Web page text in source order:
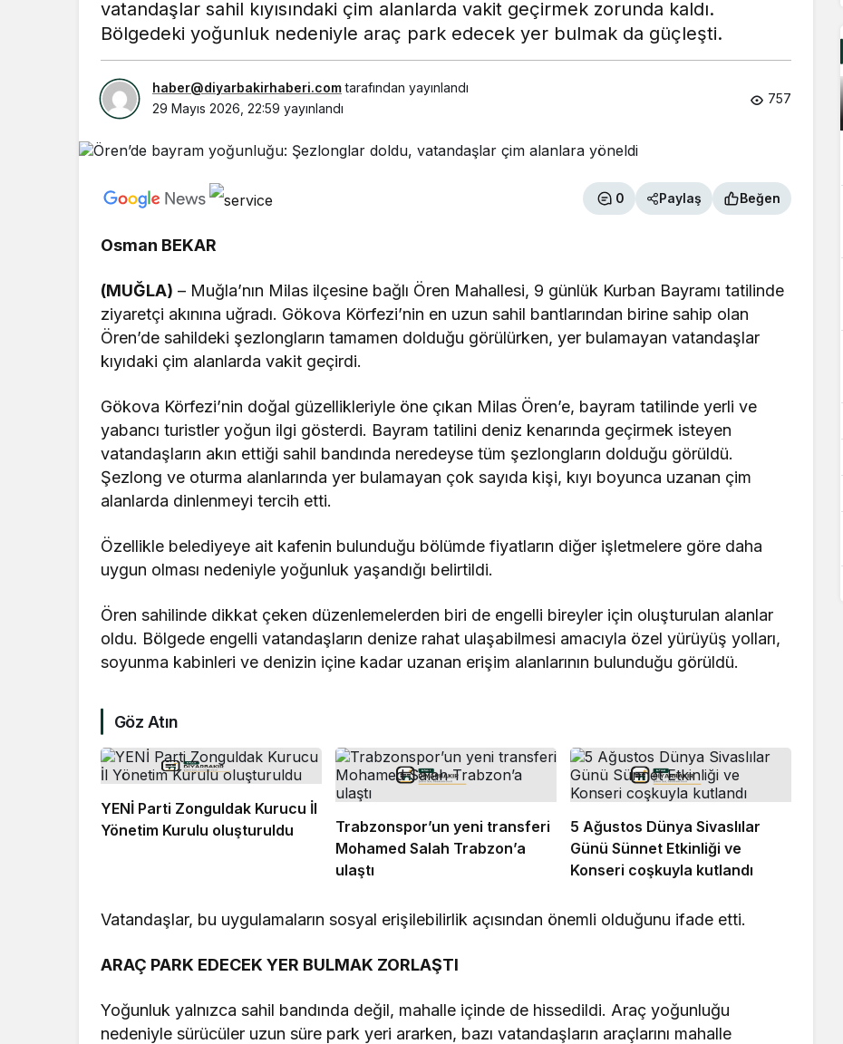
vatandaşlar sahil kıyısındaki çim alanlarda vakit geçirmek zorunda kaldı.
Bölgedeki yoğunluk nedeniyle araç park edecek yer bulmak da güçleşti.
haber@diyarbakirhaberi.comtarafından yayınlandı
29 Mayıs 2026, 22:59 yayınlandı
757
0 Paylaş Beğen
Osman BEKAR
(MUĞLA) – Muğla’nın Milas ilçesine bağlı Ören Mahallesi, 9 günlük Kurban Bayramı tatilinde
ziyaretçi akınına uğradı. Gökova Körfezi’nin en uzun sahil bantlarından birine sahip olan
Ören’de sahildeki şezlongların tamamen dolduğu görülürken, yer bulamayan vatandaşlar
kıyıdaki çim alanlarda vakit geçirdi.
Gökova Körfezi’nin doğal güzellikleriyle öne çıkan Milas Ören’e, bayram tatilinde yerli ve
yabancı turistler yoğun ilgi gösterdi. Bayram tatilini deniz kenarında geçirmek isteyen
vatandaşların akın ettiği sahil bandında neredeyse tüm şezlongların dolduğu görüldü.
Şezlong ve oturma alanlarında yer bulamayan çok sayıda kişi, kıyı boyunca uzanan çim
alanlarda dinlenmeyi tercih etti.
Özellikle belediyeye ait kafenin bulunduğu bölümde fiyatların diğer işletmelere göre daha
uygun olması nedeniyle yoğunluk yaşandığı belirtildi.
Ören sahilinde dikkat çeken düzenlemelerden biri de engelli bireyler için oluşturulan alanlar
oldu. Bölgede engelli vatandaşların denize rahat ulaşabilmesi amacıyla özel yürüyüş yolları,
soyunma kabinleri ve denizin içine kadar uzanan erişim alanlarının bulunduğu görüldü.
Göz Atın
YENİ Parti Zonguldak Kurucu İl
Yönetim Kurulu oluşturuldu
Trabzonspor’un yeni transferi
Mohamed Salah Trabzon’a
ulaştı
5 Ağustos Dünya Sivaslılar
Günü Sünnet Etkinliği ve
Konseri coşkuyla kutlandı
Vatandaşlar, bu uygulamaların sosyal erişilebilirlik açısından önemli olduğunu ifade etti.
ARAÇ PARK EDECEK YER BULMAK ZORLAŞTI
Yoğunluk yalnızca sahil bandında değil, mahalle içinde de hissedildi. Araç yoğunluğu
nedeniyle sürücüler uzun süre park yeri ararken, bazı vatandaşların araçlarını mahalle